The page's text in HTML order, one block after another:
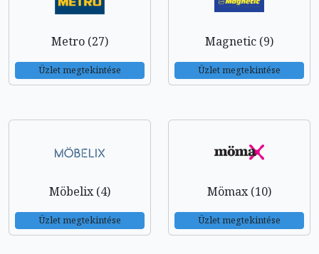
Metro (27)
Üzlet megtekintése
Magnetic (9)
Üzlet megtekintése
Möbelix (4)
Üzlet megtekintése
Mömax (10)
Üzlet megtekintése